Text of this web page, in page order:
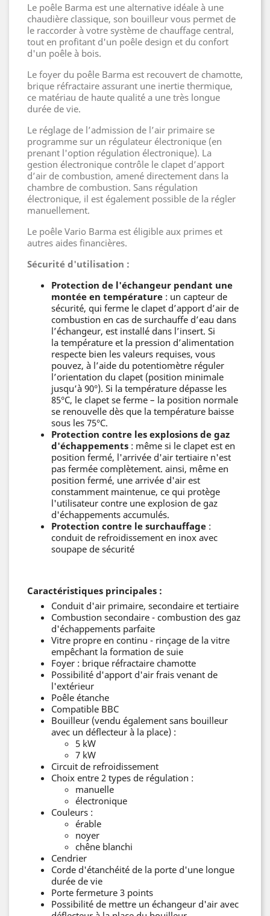
Le poêle Barma est une alternative idéale à une
chaudière classique, son bouilleur vous permet de
le raccorder à votre système de chauffage central,
tout en profitant d'un poêle design et du confort
d'un poêle à bois.
Le foyer du poêle Barma est recouvert de chamotte,
brique réfractaire assurant une inertie thermique,
ce matériau de haute qualité a une très longue
durée de vie.
Le réglage de l’admission de l’air primaire se
programme sur un régulateur électronique (en
prenant l'option régulation électronique). La
gestion électronique contrôle le clapet d’apport
d’air de combustion, amené directement dans la
chambre de combustion. Sans régulation
électronique, il est également possible de la régler
manuellement.
Le poêle Vario Barma est éligible aux primes et
autres aides financières.
Sécurité d'utilisation :
Protection de l'échangeur pendant une
montée en température : un capteur de
sécurité, qui ferme le clapet d’apport d’air de
combustion en cas de surchauffe d’eau dans
l’échangeur, est installé dans l’insert. Si
la température et la pression d’alimentation
respecte bien les valeurs requises, vous
pouvez, à l’aide du potentiomètre réguler
l’orientation du clapet (position minimale
jusqu‘à 90°). Si la température dépasse les
85°C, le clapet se ferme – la position normale
se renouvelle dès que la température baisse
sous les 75°C.
Protection contre les explosions de gaz
d'échappements : même si le clapet est en
position fermé, l'arrivée d'air tertiaire n'est
pas fermée complètement. ainsi, même en
position fermé, une arrivée d'air est
constamment maintenue, ce qui protège
l'utilisateur contre une explosion de gaz
d'échappements accumulés.
Protection contre le surchauffage :
conduit de refroidissement en inox avec
soupape de sécurité
Caractéristiques principales :
Conduit d'air primaire, secondaire et tertiaire
Combustion secondaire - combustion des gaz
d'échappements parfaite
Vitre propre en continu - rinçage de la vitre
empêchant la formation de suie
Foyer : brique réfractaire chamotte
Possibilité d'apport d'air frais venant de
l'extérieur
Poêle étanche
Compatible BBC
Bouilleur (vendu également sans bouilleur
avec un déflecteur à la place) :
5 kW
7 kW
Circuit de refroidissement
Choix entre 2 types de régulation :
manuelle
électronique
Couleurs :
érable
noyer
chêne blanchi
Cendrier
Corde d'étanchéité de la porte d'une longue
durée de vie
Porte fermeture 3 points
Possibilité de mettre un échangeur d'air avec